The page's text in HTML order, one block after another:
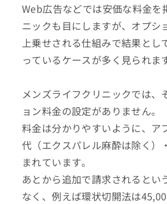
Web広告などでは安価な料金を
ニックも目にしますが、オプシ
上乗せされる仕組みで結果とし
っているケースが多く見られま
メンズライフクリニックでは、
ョン料金の設定がありません。
料金は分かりやすいように、ア
代（エクスパレル麻酔は除く）
まれています。
あとから追加で請求されるとい
なく、例えば環状切開法は